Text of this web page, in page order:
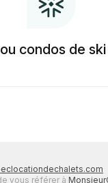
condos de
vous référer à